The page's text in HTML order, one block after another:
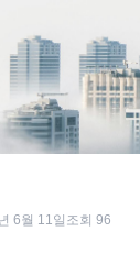
6월 11일 조회96